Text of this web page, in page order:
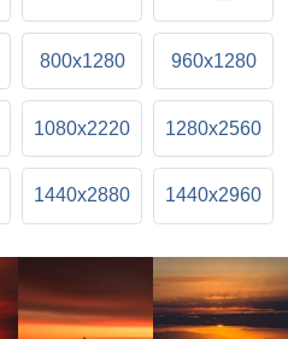
800x1280 960x1280
1080x2220 1280x2560
1440x2880 1440x2960